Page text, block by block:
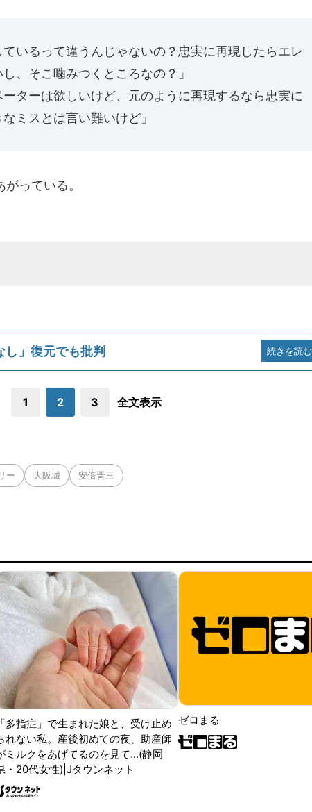
ているって違うんじゃないの？忠実に再現したらエレ
、そこ噛みつくところなの？」
ーターは欲しいけど、元のように再現するなら忠実に
ミスとは言い難いけど」
っている。
」復元でも批判 続きを読む
1 2 3 全文表示
ー 大阪城 安倍晋三
「多指症」で生まれた娘と、受け止め
れない私。産後初めての夜、助産師
ミルクをあげてるのを見て...(静岡
・20代女性)|Jタウンネット
ゼロまる